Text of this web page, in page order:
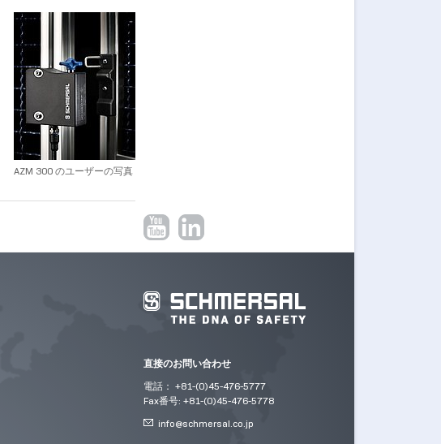
AZM 300 のユーザーの写真
直接のお問い合わせ
電話： +81-(0)45-476-5777
Fax番号: +81-(0)45-476-5778
info@schmersal.co.jp